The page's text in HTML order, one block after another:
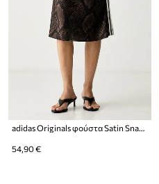
adidas Originals φούστα Satin Snake
54,90 €